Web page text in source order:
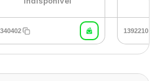
1392210